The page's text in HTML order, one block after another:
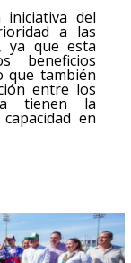
iniciativa del
a las
ya que esta
beneficios
que también
entre los
tienen la
en